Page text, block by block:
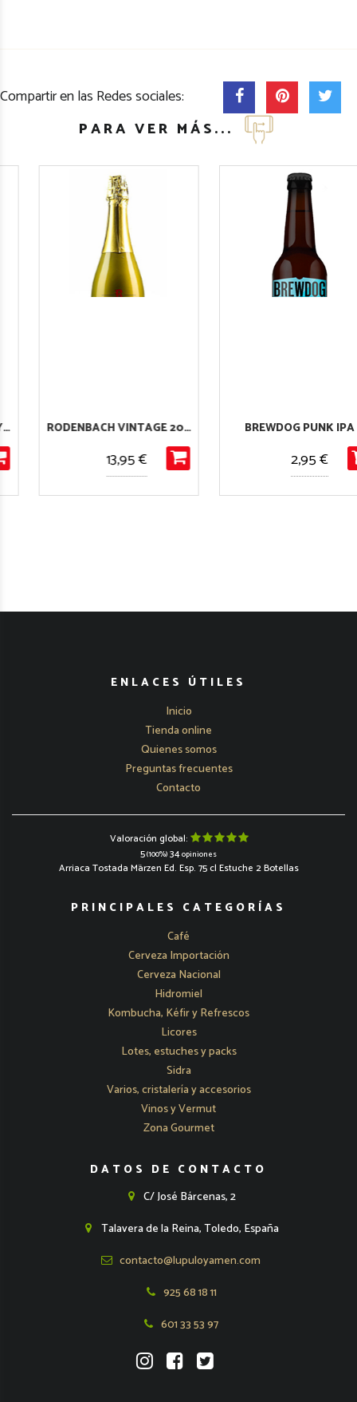
Compartir en las Redes sociales:
PARA VER MÁS...
RODENBACH VINTAGE 2016
13,95 €
BREWDOG PUNK IPA
2,95 €
ENLACES ÚTILES
Inicio
Tienda online
Quienes somos
Preguntas frecuentes
Contacto
Valoración global:
5(100%)34opiniones
Arriaca Tostada Märzen Ed. Esp. 75 cl Estuche 2 Botellas
PRINCIPALES CATEGORÍAS
Café
Cerveza Importación
Cerveza Nacional
Hidromiel
Kombucha, Kéfir y Refrescos
Licores
Lotes, estuches y packs
Sidra
Varios, cristalería y accesorios
Vinos y Vermut
Zona Gourmet
DATOS DE CONTACTO
C/ José Bárcenas, 2
Talavera de la Reina, Toledo, España
contacto@lupuloyamen.com
925 68 18 11
601 33 53 97